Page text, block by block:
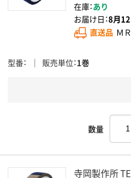
在庫：あり
お届け日：8月12
直送品 Ｍ
型番 販売単位 1巻
数量
寺岡製作所